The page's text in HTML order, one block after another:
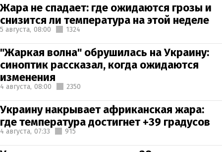
Жара не спадает: где ожидаются грозы и
снизится ли температура на этой неделе
5 августа, 08:00 1324
"Жаркая волна" обрушилась на Украину:
синоптик рассказал, когда ожидаются
изменения
4 августа, 08:00 2350
Украину накрывает африканская жара:
где температура достигнет +39 градусов
4 августа, 07:33 915